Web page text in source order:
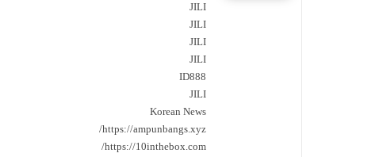
JILI
JILI
JILI
JILI
ID888
JILI
Korean News
https://ampunbangs.xyz/
https://10inthebox.com/